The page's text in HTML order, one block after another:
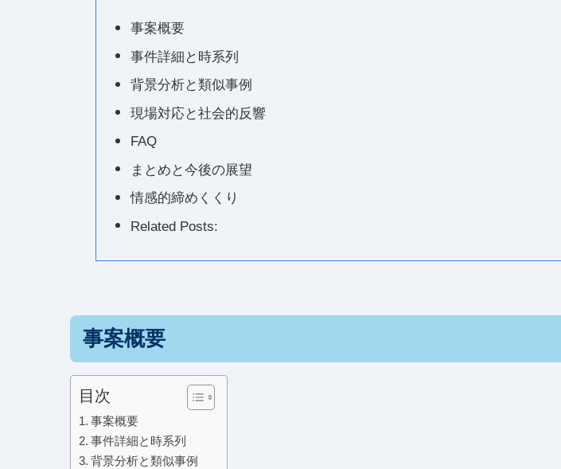
事案概要
事件詳細と時系列
背景分析と類似事例
現場対応と社会的反響
FAQ
まとめと今後の展望
情感的締めくくり
Related Posts:
事案概要
目次
事案概要
事件詳細と時系列
背景分析と類似事例